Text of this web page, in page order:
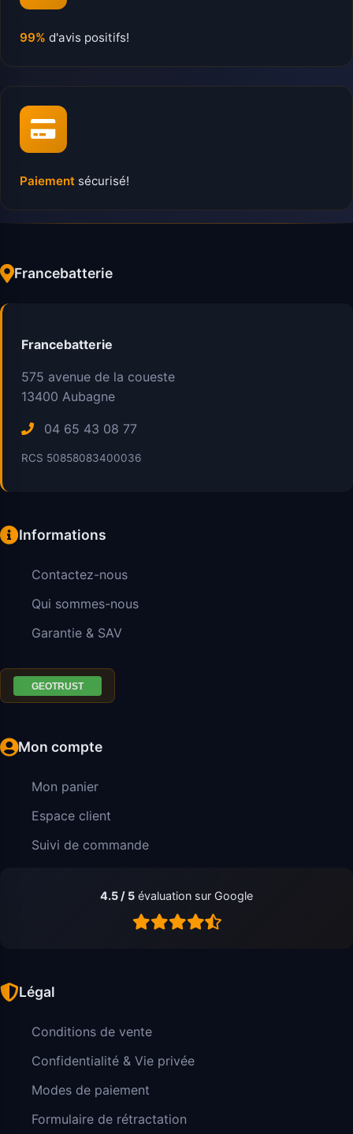
99% d'avis positifs!
Paiement sécurisé!
Francebatterie
Francebatterie
575 avenue de la coueste
13400 Aubagne
04 65 43 08 77
RCS 50858083400036
Informations
Contactez-nous
Qui sommes-nous
Garantie & SAV
Mon compte
Mon panier
Espace client
Suivi de commande
4.5 / 5 évaluation sur Google
Légal
Conditions de vente
Confidentialité & Vie privée
Modes de paiement
Formulaire de rétractation